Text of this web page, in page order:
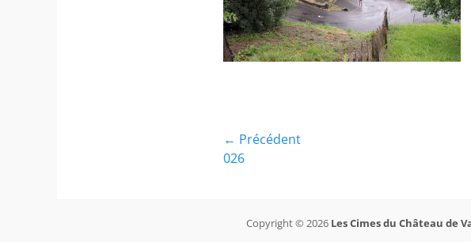
Navigation
de
← Précédent
Article
026
Copyright © 2026 Les Cimes du Château de